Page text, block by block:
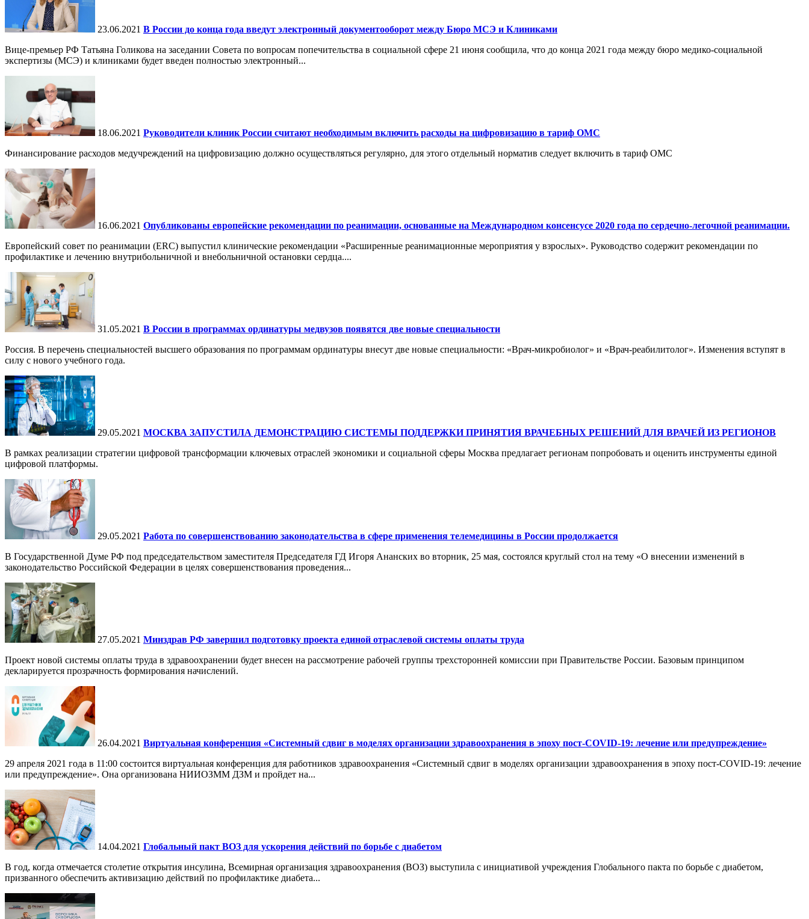
23.06.2021 В России до конца года введут электронный документооборот между Бюро МСЭ и Клиниками
Вице-премьер РФ Татьяна Голикова на заседании Совета по вопросам попечительства в социальной сфере 21 июня сообщила, что до конца 2021 года между бюро медико-социальной
экспертизы (МСЭ) и клиниками будет введен полностью электронный...
18.06.2021 Руководители клиник России считают необходимым включить расходы на цифровизацию в тариф ОМС
Финансирование расходов медучреждений на цифровизацию должно осуществляться регулярно, для этого отдельный норматив следует включить в тариф ОМС
16.06.2021 Опубликованы европейские рекомендации по реанимации, основанные на Международном консенсусе 2020 года по сердечно-легочной реанимации.
Европейский совет по реанимации (ERC) выпустил клинические рекомендации «Расширенные реанимационные мероприятия у взрослых». Руководство содержит рекомендации по
профилактике и лечению внутрибольничной и внебольничной остановки сердца....
31.05.2021 В России в программах ординатуры медвузов появятся две новые специальности
Россия. В перечень специальностей высшего образования по программам ординатуры внесут две новые специальности: «Врач-микробиолог» и «Врач-реабилитолог». Изменения вступят в
силу с нового учебного года.
29.05.2021 МОСКВА ЗАПУСТИЛА ДЕМОНСТРАЦИЮ СИСТЕМЫ ПОДДЕРЖКИ ПРИНЯТИЯ ВРАЧЕБНЫХ РЕШЕНИЙ ДЛЯ ВРАЧЕЙ ИЗ РЕГИОНОВ
В рамках реализации стратегии цифровой трансформации ключевых отраслей экономики и социальной сферы Москва предлагает регионам попробовать и оценить инструменты единой
цифровой платформы.
29.05.2021 Работа по совершенствованию законодательства в сфере применения телемедицины в России продолжается
В Государственной Думе РФ под председательством заместителя Председателя ГД Игоря Ананских во вторник, 25 мая, состоялся круглый стол на тему «О внесении изменений в
законодательство Российской Федерации в целях совершенствования проведения...
27.05.2021 Минздрав РФ завершил подготовку проекта единой отраслевой системы оплаты труда
Проект новой системы оплаты труда в здравоохранении будет внесен на рассмотрение рабочей группы трехсторонней комиссии при Правительстве России. Базовым принципом
декларируется прозрачность формирования начислений.
26.04.2021 Виртуальная конференция «Системный сдвиг в моделях организации здравоохранения в эпоху пост-COVID-19: лечение или предупреждение»
29 апреля 2021 года в 11:00 состоится виртуальная конференция для работников здравоохранения «Системный сдвиг в моделях организации здравоохранения в эпоху пост-COVID-19: лечение
или предупреждение». Она организована НИИОЗММ ДЗМ и пройдет на...
14.04.2021 Глобальный пакт ВОЗ для ускорения действий по борьбе с диабетом
В год, когда отмечается столетие открытия инсулина, Всемирная организация здравоохранения (ВОЗ) выступила с инициативой учреждения Глобального пакта по борьбе с диабетом,
призванного обеспечить активизацию действий по профилактике диабета...